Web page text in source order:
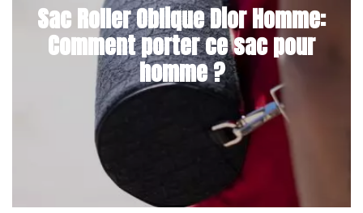
Sac Roller Oblique Dior Homme:
Comment porter ce sac pour
homme ?